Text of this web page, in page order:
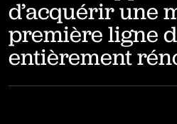
d’acquérir une
première ligne
entièrement